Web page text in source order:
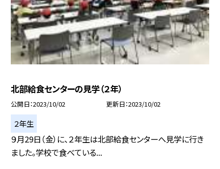
北部給食センターの見学（２年）
公開日 2023/10/02 更新日 2023/10/02
２年生
９月29日（金）に、２年生は北部給食センターへ見学に行き
ました。学校で食べている...